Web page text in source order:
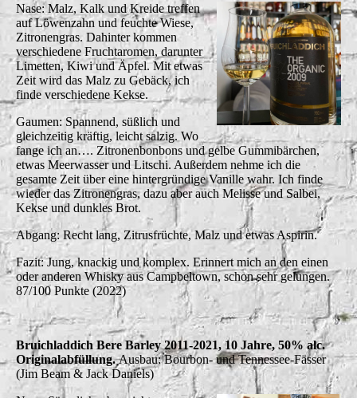
Nase: Malz, Kalk und Kreide treffen
auf Löwenzahn und feuchte Wiese,
Zitronengras. Dahinter kommen
verschiedene Fruchtaromen, darunter
Limetten, Kiwi und Äpfel. Mit etwas
Zeit wird das Malz zu Gebäck, ich
finde verschiedene Kekse.
Gaumen: Spannend, süßlich und
gleichzeitig kräftig, leicht salzig. Wo
fange ich an…. Zitronenbonbons und gelbe Gummibärchen,
etwas Meerwasser und Litschi. Außerdem nehme ich die
gesamte Zeit über eine hintergründige Vanille wahr. Ich finde
wieder das Zitronengras, dazu aber auch Melisse und Salbei,
Kekse und dunkles Brot.
Abgang: Recht lang, Zitrusfrüchte, Malz und etwas Aspirin.
Fazit: Jung, knackig und komplex. Erinnert mich an den einen
oder anderen Whisky aus Campbeltown, schon sehr gelungen.
87/100 Punkte (2022)
Bruichladdich Bere Barley 2011-2021, 10 Jahre, 50% alc.
Originalabfüllung.Ausbau: Bourbon- und Tennessee-Fässer
(Jim Beam & Jack Daniels)